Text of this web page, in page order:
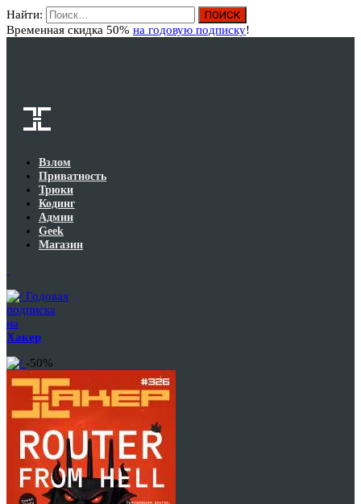
Найти:
Временная скидка 50% на годовую подписку!
Взлом
Приватность
Трюки
Кодинг
Админ
Geek
Магазин
Годовая
подписка
на
Хакер
-50%